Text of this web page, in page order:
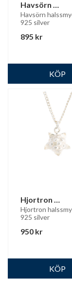
Havsörn
halssmycke
Havsörn
925 silver
895 kr
Hjortron
halssmycke
Hjortron
925 silver
950 kr